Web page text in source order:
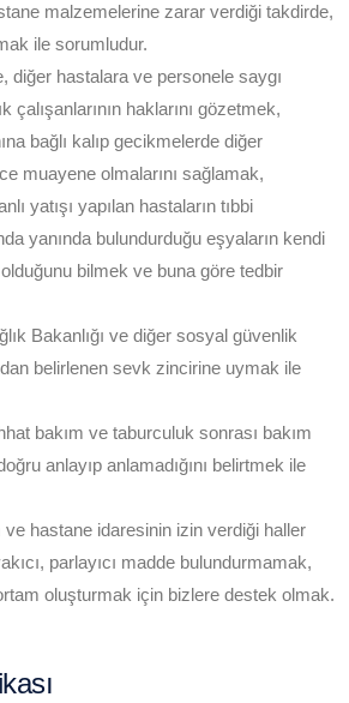
malzemelerine zarar verdiği takdirde,
ile sorumludur.
diğer hastalara ve personele saygı
çalışanlarının haklarını gözetmek,
bağlı kalıp gecikmelerde diğer
muayene olmalarını sağlamak,
yatışı yapılan hastaların tıbbi
yanında bulundurduğu eşyaların kendi
bilmek ve buna göre tedbir
Bakanlığı ve diğer sosyal güvenlik
belirlenen sevk zincirine uymak ile
bakım ve taburculuk sonrası bakım
anlayıp anlamadığını belirtmek ile
ve hastane idaresinin izin verdiği haller
parlayıcı madde bulundurmamak,
oluşturmak için bizlere destek olmak.